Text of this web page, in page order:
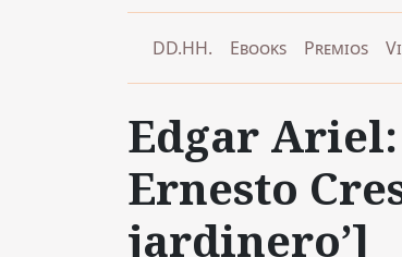
DD.HH. Ebooks Premios
Edgar
Ernesto
jardinero’]